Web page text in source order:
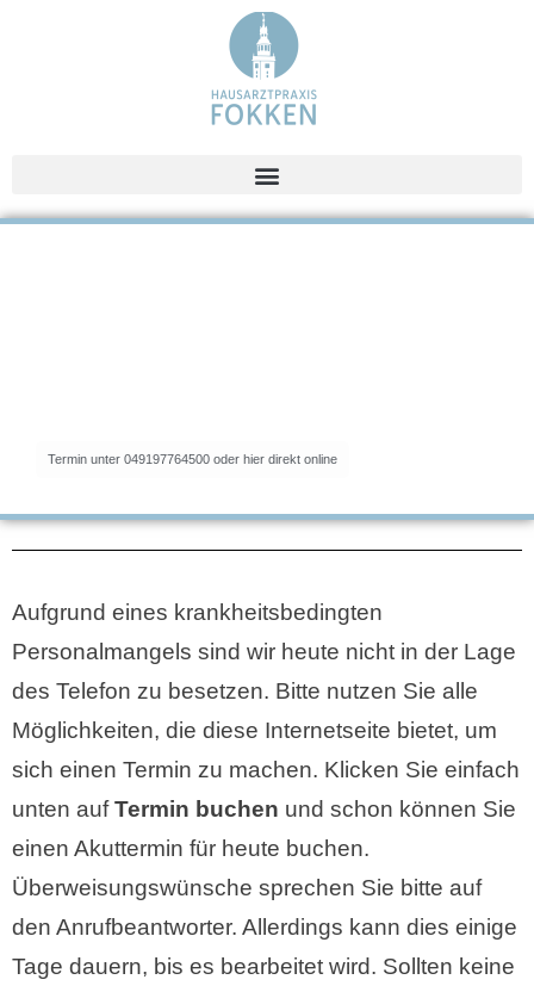
Termin unter 049197764500 oder hier direkt online
Aufgrund eines krankheitsbedingten
Personalmangels sind wir heute nicht in der Lage
des Telefon zu besetzen. Bitte nutzen Sie alle
Möglichkeiten, die diese Internetseite bietet, um
sich einen Termin zu machen. Klicken Sie einfach
unten aufTermin buchen und schon können Sie
einen Akuttermin für heute buchen.
Überweisungswünsche sprechen Sie bitte auf
den Anrufbeantworter. Allerdings kann dies einige
Tage dauern, bis es bearbeitet wird. Sollten keine